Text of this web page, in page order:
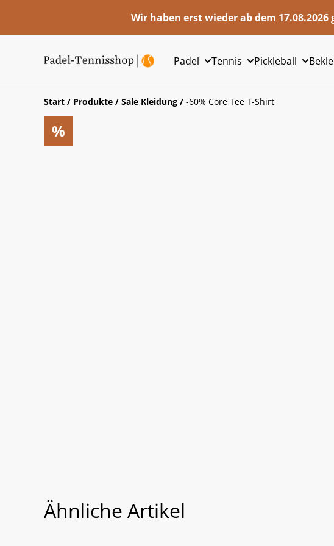
Wir haben erst wieder ab dem 17.08.2026
Padel Tennis Pickleball
Start / Produkte / Sale Kleidung / -60% Core Tee T-Shirt
%
Ähnliche Artikel